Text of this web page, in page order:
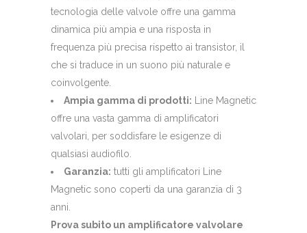
tecnologia delle valvole offre una gamma
dinamica più ampia e una risposta in
frequenza più precisa rispetto ai transistor, il
che si traduce in un suono più naturale e
coinvolgente.
Ampia gamma di prodotti: Line Magnetic
offre una vasta gamma di amplificatori
valvolari, per soddisfare le esigenze di
qualsiasi audiofilo.
Garanzia: tutti gli amplificatori Line
Magnetic sono coperti da una garanzia di 3
anni.
Prova subito un amplificatore valvolare